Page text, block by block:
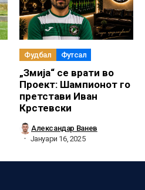
Фудбал Футсал
„Змија“ се врати во
Проект: Шампионот го
претстави Иван
Крстевски
Александар Ванев
Јануари 16, 2025